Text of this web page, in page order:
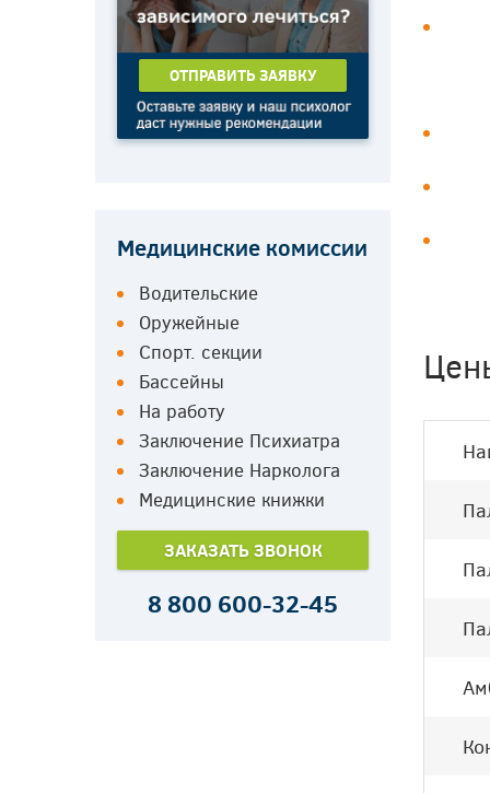
ОТПРАВИТЬ ЗАЯВКУ
Медицинские комиссии
Водительские
Оружейные
Спорт. секции
Бассейны
На работу
Заключение Психиатра
Заключение Нарколога
Медицинские книжки
ЗАКАЗАТЬ ЗВОНОК
8 800 600-32-45